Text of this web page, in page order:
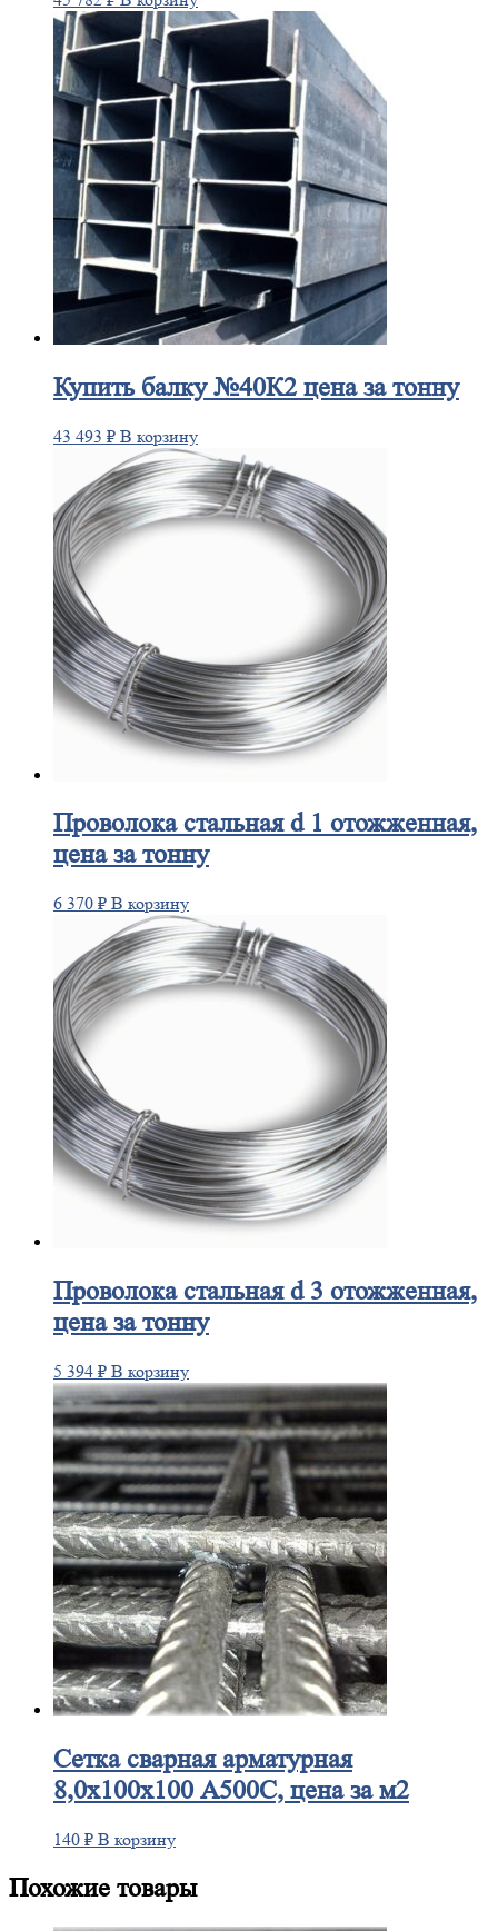
Купитьбалку №40К2 цена за тонну
43 493 ₽ В корзину
Проволокастальная d 1 отожженная,
цена за тонну
6 370 ₽ В корзину
Проволокастальная d 3 отожженная,
цена за тонну
5 394 ₽ В корзину
Сеткасварная арматурная
8,0х100х100 А500С, цена за м2
140 ₽ В корзину
Похожие товары